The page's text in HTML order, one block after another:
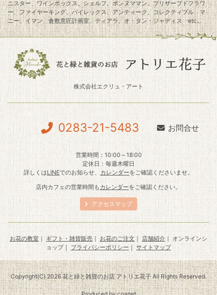
ニスター、ワインボックス、シェルフ、ボンヌママン、プリザーブドフラワ
ー、ファイヤーキング、パイレックス、アンティーク、コレクティブル、マ
ニー、イマン、倉敷意匠計画室、ティアラ、オ・タン・ジャディス etc...
株式会社エクリュ・アート
0283-21-5483 お問合せ
営業時間：10:00～18:00
定休日：毎週木曜日
詳しくはLINEでのお知らせ、 カレンダーをご確認くださいませ。
店内カフェの営業時間も カレンダーをご確認ください。
アクセスマップ
お花の教室｜ギフト・雑貨販売｜お花のご注文｜店舗紹介｜ オンラインシ
ョップ｜プライバシーポリシー｜ サイトマップ
Copyright(C) 2026 花と緑と雑貨のお店 アトリエ花子 All Rights Reserved.